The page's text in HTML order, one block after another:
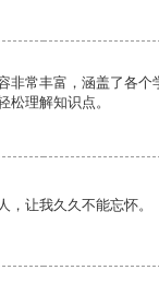
非常丰富，涵盖了各个
松理解知识点。
，让我久久不能忘怀。